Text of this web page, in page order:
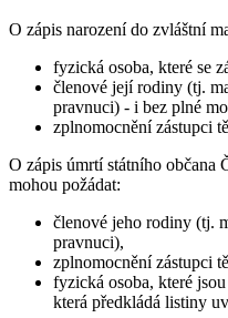
O zápis narození do zvláštní
fyzická osoba, které se
členové její rodiny (tj.
pravnuci) - i bez plné
zplnomocnění zástupci
O zápis úmrtí státního občana
mohou požádat:
členové jeho rodiny (tj.
pravnuci),
zplnomocnění zástupci
fyzická osoba, které
která předkládá listiny